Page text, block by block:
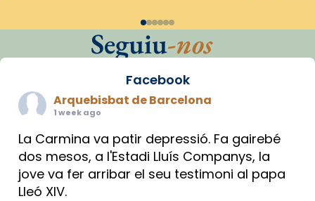
Seguiu-nos
Facebook
Arquebisbat de Barcelona
1 week ago
La Carmina va patir depressió. Fa gairebé
dos mesos, a l'Estadi Lluís Companys, la
jove va fer arribar el seu testimoni al papa
Lleó XIV.